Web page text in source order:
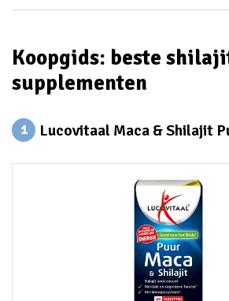
Koopgids: beste
supplementen
1 Lucovitaal Maca & Shilajit